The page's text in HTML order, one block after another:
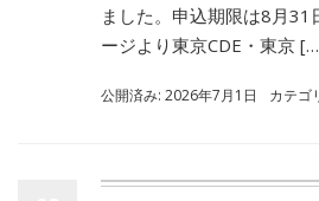
ました。申込期限は8月
ージより東京CDE・東京
公開済み: 2026年7月1日 カテゴ